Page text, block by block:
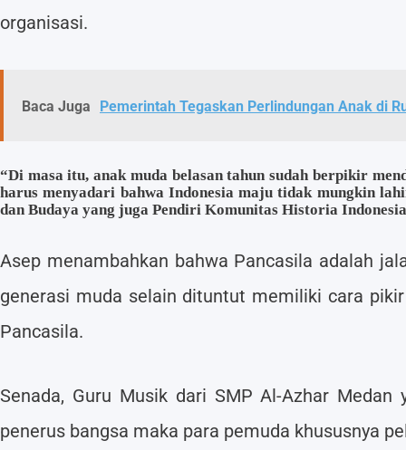
organisasi.
Baca Juga Pemerintah Tegaskan Perlindungan Anak di
“Di masa itu, anak muda belasan tahun sudah berpikir
harus menyadari bahwa Indonesia maju tidak mungkin
dan Budaya yang juga Pendiri Komunitas Historia
Asep menambahkan bahwa Pancasila adalah
generasi muda selain dituntut memiliki cara
Pancasila.
Senada, Guru Musik dari SMP Al-Azhar
penerus bangsa maka para pemuda khususnya